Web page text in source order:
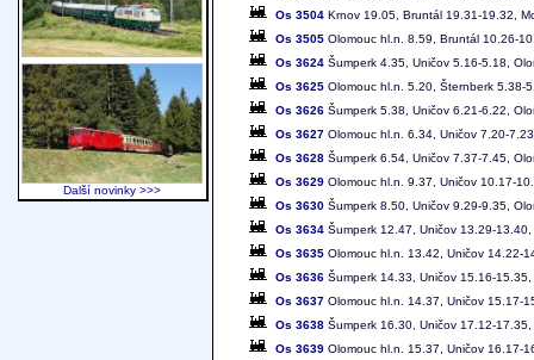
Os 3504 Krnov 19.05, Bruntál 19.31-19.32,
Os 3505 Olomouc hl.n. 8.59, Bruntál 10.26-
Os 3624 Šumperk 4.35, Uničov 5.16-5.18,
Os 3625 Olomouc hl.n. 5.20, Šternberk 5.38-
Os 3626 Šumperk 5.38, Uničov 6.21-6.22,
Os 3627 Olomouc hl.n. 6.34, Uničov 7.20-
Os 3628 Šumperk 6.54, Uničov 7.37-7.45,
Os 3629 Olomouc hl.n. 9.37, Uničov 10.17-
Os 3630 Šumperk 8.50, Uničov 9.29-9.35,
Os 3634 Šumperk 12.47, Uničov 13.29-
Os 3635 Olomouc hl.n. 13.42, Uničov 14.22-
Os 3636 Šumperk 14.33, Uničov 15.16-
Os 3637 Olomouc hl.n. 14.37, Uničov 15.17-
Os 3638 Šumperk 16.30, Uničov 17.12-
Os 3639 Olomouc hl.n. 15.37, Uničov 16.17-
Další novinky >>>